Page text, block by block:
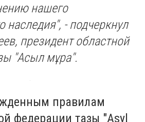
нашего
наследия", - подчеркнул
президент областной
"Асыл мұра".
правилам
федерации тазы "Asyl